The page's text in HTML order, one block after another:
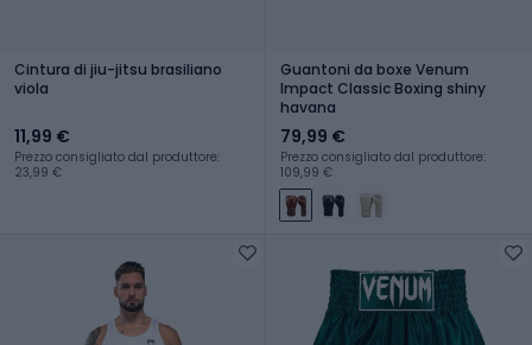
Cintura di jiu-jitsu brasiliano
viola
11,99 €
Prezzo consigliato dal produttore:
23,99 €
Guantoni da boxe Venum
Impact Classic Boxing shiny
havana
79,99 €
Prezzo consigliato dal produttore:
109,99 €